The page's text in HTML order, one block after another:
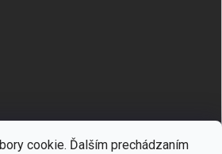
cookie. Ďalším prechádzaním